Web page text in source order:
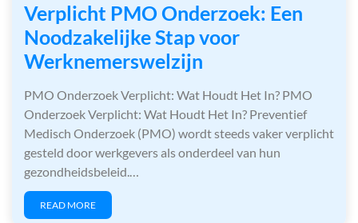
Verplicht PMO Onderzoek: Een
Noodzakelijke Stap voor
Werknemerswelzijn
PMO Onderzoek Verplicht: Wat Houdt Het In? PMO
Onderzoek Verplicht: Wat Houdt Het In? Preventief
Medisch Onderzoek (PMO) wordt steeds vaker verplicht
gesteld door werkgevers als onderdeel van hun
gezondheidsbeleid.…
READ MORE